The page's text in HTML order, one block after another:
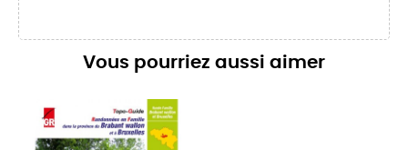
Vous pourriez aussi aimer